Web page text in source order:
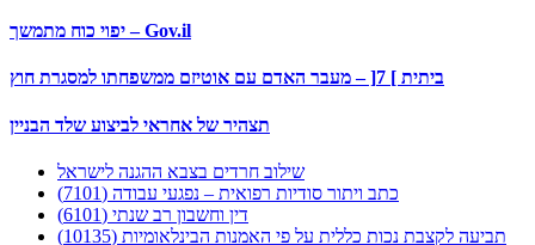
יפוי כוח מתמשך – Gov.il
ביתית ] 7[ – מעבר האדם עם אוטיזם ממשפחתו למסגרת חוץ
תצהיר של אחראי לביצוע שלד הבניין
שילוב חרדים בצבא ההגנה לישראל
כתב ויתור סודיות רפואית – נפגעי עבודה (7101)
דין וחשבון רב שנתי (6101)
תביעה לקצבת נכות כללית על פי האמנות הבינלאומיות (10135)